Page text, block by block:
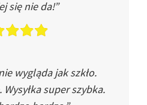
się nie da!”
wygląda jak szkło.
super szybka.